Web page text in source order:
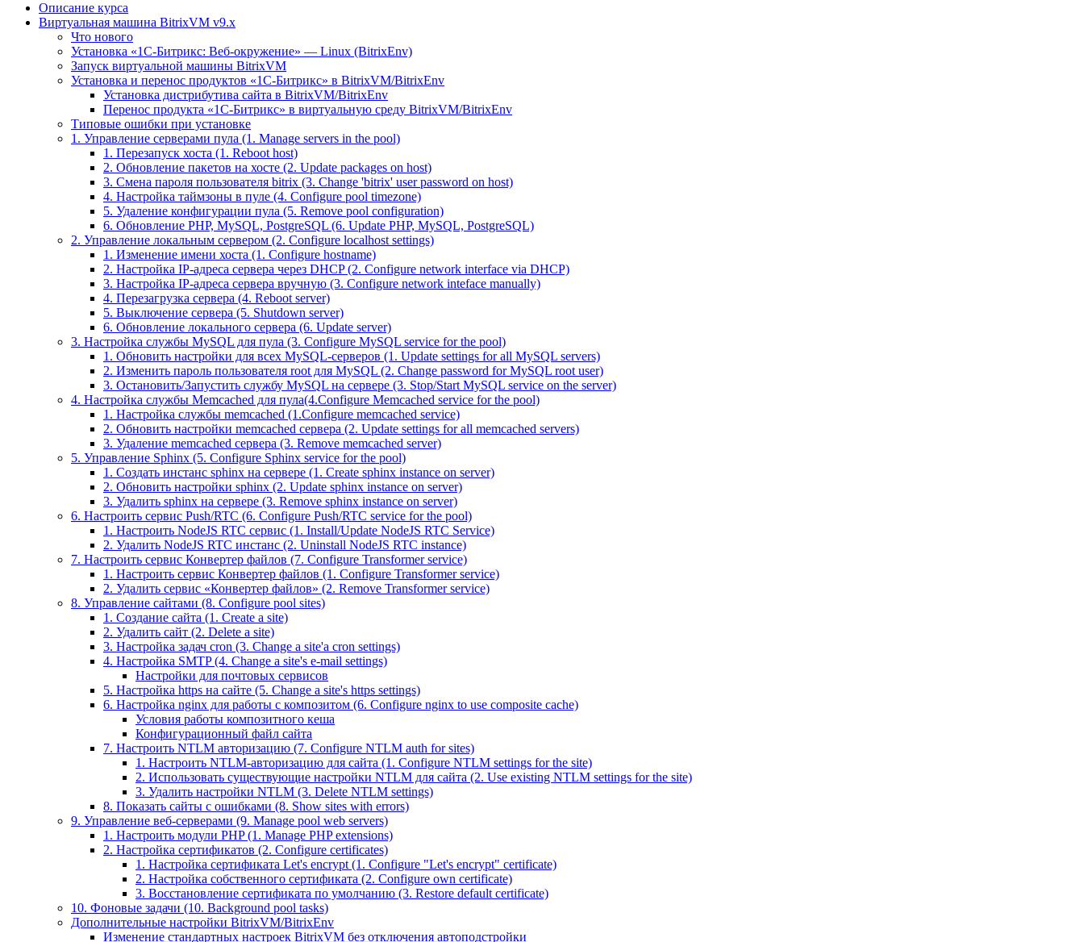
Описание курса
Виртуальная машина BitrixVM v9.x
Что нового
Установка «1С-Битрикс: Веб-окружение» — Linux (BitrixEnv)
Запуск виртуальной машины BitrixVM
Установка и перенос продуктов «1С-Битрикс» в BitrixVM/BitrixEnv
Установка дистрибутива сайта в BitrixVM/BitrixEnv
Перенос продукта «1C-Битрикс» в виртуальную среду BitrixVM/BitrixEnv
Типовые ошибки при установке
1. Управление серверами пула (1. Manage servers in the pool)
1. Перезапуск хоста (1. Reboot host)
2. Обновление пакетов на хосте (2. Update packages on host)
3. Смена пароля пользователя bitrix (3. Change 'bitrix' user password on host)
4. Настройка таймзоны в пуле (4. Configure pool timezone)
5. Удаление конфигурации пула (5. Remove pool configuration)
6. Обновление PHP, MySQL, PostgreSQL (6. Update PHP, MySQL, PostgreSQL)
2. Управление локальным сервером (2. Configure localhost settings)
1. Изменение имени хоста (1. Configure hostname)
2. Настройка IP-адреса сервера через DHCP (2. Configure network interface via DHCP)
3. Настройка IP-адреса сервера вручную (3. Configure network inteface manually)
4. Перезагрузка сервера (4. Reboot server)
5. Выключение сервера (5. Shutdown server)
6. Обновление локального сервера (6. Update server)
3. Настройка службы MySQL для пула (3. Configure MySQL service for the pool)
1. Обновить настройки для всех MySQL-серверов (1. Update settings for all MySQL servers)
2. Изменить пароль пользователя root для MySQL (2. Change password for MySQL root user)
3. Остановить/Запустить службу MySQL на сервере (3. Stop/Start MySQL service on the server)
4. Настройка службы Memcached для пула(4.Configure Memcached service for the pool)
1. Настройка службы memcached (1.Configure memcached service)
2. Обновить настройки memcached сервера (2. Update settings for all memcached servers)
3. Удаление memcached сервера (3. Remove memcached server)
5. Управление Sphinx (5. Configure Sphinx service for the pool)
1. Создать инстанс sphinx на сервере (1. Create sphinx instance on server)
2. Обновить настройки sphinx (2. Update sphinx instance on server)
3. Удалить sphinx на сервере (3. Remove sphinx instance on server)
6. Настроить сервис Push/RTC (6. Configure Push/RTC service for the pool)
1. Настроить NodeJS RTC сервис (1. Install/Update NodeJS RTC Service)
2. Удалить NodeJS RTC инстанс (2. Uninstall NodeJS RTC instance)
7. Настроить сервис Конвертер файлов (7. Configure Transformer service)
1. Настроить сервис Конвертер файлов (1. Configure Transformer service)
2. Удалить сервис «Конвертер файлов» (2. Remove Transformer service)
8. Управление сайтами (8. Configure pool sites)
1. Создание сайта (1. Create a site)
2. Удалить сайт (2. Delete a site)
3. Настройка задач cron (3. Change a site'a cron settings)
4. Настройка SMTP (4. Change a site's e-mail settings)
Настройки для почтовых сервисов
5. Настройка https на сайте (5. Change a site's https settings)
6. Настройка nginx для работы с композитом (6. Configure nginx to use composite cache)
Условия работы композитного кеша
Конфигурационный файл сайта
7. Настроить NTLM авторизацию (7. Configure NTLM auth for sites)
1. Настроить NTLM-авторизацию для сайта (1. Configure NTLM settings for the site)
2. Использовать существующие настройки NTLM для сайта (2. Use existing NTLM settings for the site)
3. Удалить настройки NTLM (3. Delete NTLM settings)
8. Показать сайты с ошибками (8. Show sites with errors)
9. Управление веб-серверами (9. Manage pool web servers)
1. Настроить модули PHP (1. Manage PHP extensions)
2. Настройка сертификатов (2. Configure certificates)
1. Настройка сертификата Let's encrypt (1. Configure "Let's encrypt" certificate)
2. Настройка собственного сертификата (2. Configure own certificate)
3. Восстановление сертификата по умолчанию (3. Restore default certificate)
10. Фоновые задачи (10. Background pool tasks)
Дополнительные настройки BitrixVM/BitrixEnv
Изменение стандартных настроек BitrixVM без отключения автоподстройки